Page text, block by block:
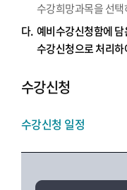
수강희망과목을 선
다. 예비수강신청함에
수강신청으로 처리
수강신청
수강신청 일정